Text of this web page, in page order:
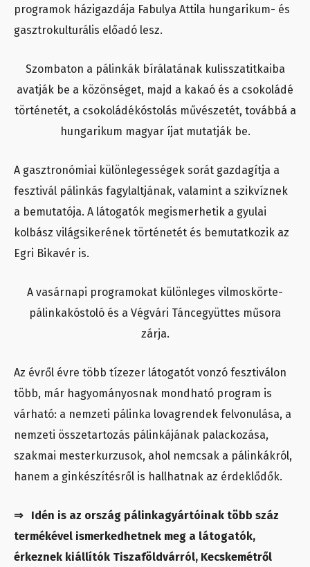
programok házigazdája Fabulya Attila hungarikum- és
gasztrokulturális előadó lesz.
Szombaton a pálinkák bírálatának kulisszatitkaiba
avatják be a közönséget, majd a kakaó és a csokoládé
történetét, a csokoládékóstolás művészetét, továbbá a
hungarikum magyar íjat mutatják be.
A gasztronómiai különlegességek sorát gazdagítja a
fesztivál pálinkás fagylaltjának, valamint a szikvíznek
a bemutatója. A látogatók megismerhetik a gyulai
kolbász világsikerének történetét és bemutatkozik az
Egri Bikavér is.
A vasárnapi programokat különleges vilmoskörte-
pálinkakóstoló és a Végvári Táncegyüttes műsora
zárja.
Az évről évre több tízezer látogatót vonzó fesztiválon
több, már hagyományosnak mondható program is
várható: a nemzeti pálinka lovagrendek felvonulása, a
nemzeti összetartozás pálinkájának palackozása,
szakmai mesterkurzusok, ahol nemcsak a pálinkákról,
hanem a ginkészítésről is hallhatnak az érdeklődők.
⇒ Idén is az ország pálinkagyártóinak több száz
termékével ismerkedhetnek meg a látogatók,
érkeznek kiállítók Tiszaföldvárról, Kecskemétről